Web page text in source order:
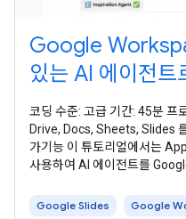
Google
있는 AI 에이전트
코딩 수준: 고급 기간: 45분 프
Drive, Docs, Sheets, Slides
가기능 이 튜토리얼에서는
사용하여 AI 에이전트를
을 게시하면 사용자가 워크플
Google Slides Google